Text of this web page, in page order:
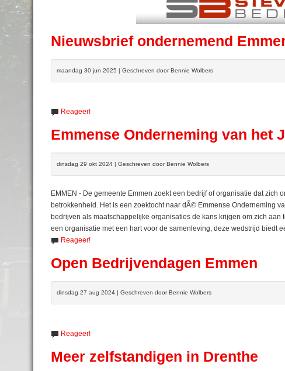
Nieuwsbrief ondernemend
maandag 30 jun 2025 | Geschreven door Bennie Wolbers
Reageer!
Emmense Onderneming van het
dinsdag 29 okt 2024 | Geschreven door Bennie Wolbers
EMMEN - De gemeente Emmen zoekt een bedrijf of organisatie dat
betrokkenheid. Het is een zoektocht naar dÃ© Emmense Onderneming
bedrijven als maatschappelijke organisaties de kans krijgen om zich
een organisatie met een hart voor de samenleving, deze wedstrijd biedt
Reageer!
Open Bedrijvendagen Emmen
dinsdag 27 aug 2024 | Geschreven door Bennie Wolbers
Reageer!
Meer zelfstandigen in Drenthe